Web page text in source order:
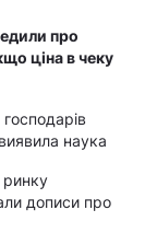
про
ціна в чеку
наука
ринку
дописи про